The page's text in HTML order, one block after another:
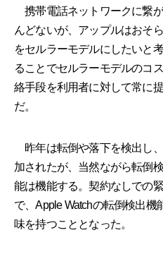
携帯電話ネットワークに繋
んどないが、アップルはおそ
をセルラーモデルにしたいと
ることでセルラーモデルのコ
絡手段を利用者に対して常に
だ。
昨年は転倒や落下を検出し
加されたが、当然ながら転倒
能は機能する。契約なしでの
で、Apple Watchの転倒検出
味を持つこととなった。